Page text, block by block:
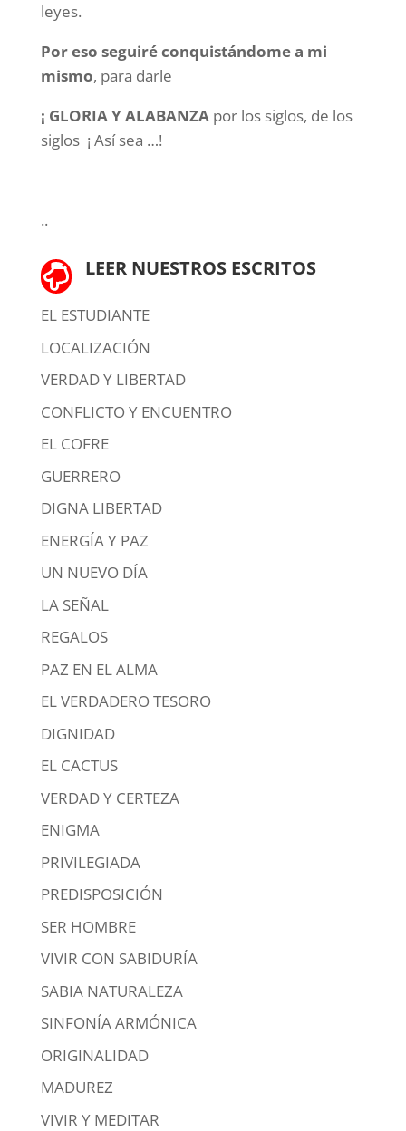
leyes.
Por eso seguiré conquistándome a mi
mismo, para darle
¡ GLORIA Y ALABANZApor los siglos, de los
siglos ¡ Así sea …!
..
 LEER NUESTROS ESCRITOS
EL ESTUDIANTE
LOCALIZACIÓN
VERDAD Y LIBERTAD
CONFLICTO Y ENCUENTRO
EL COFRE
GUERRERO
DIGNA LIBERTAD
ENERGÍA Y PAZ
UN NUEVO DÍA
LA SEÑAL
REGALOS
PAZ EN EL ALMA
EL VERDADERO TESORO
DIGNIDAD
EL CACTUS
VERDAD Y CERTEZA
ENIGMA
PRIVILEGIADA
PREDISPOSICIÓN
SER HOMBRE
VIVIR CON SABIDURÍA
SABIA NATURALEZA
SINFONÍA ARMÓNICA
ORIGINALIDAD
MADUREZ
VIVIR Y MEDITAR